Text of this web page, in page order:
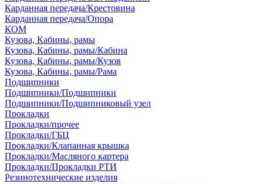
Карданная передача/Крестовина
Карданная передача/Опора
КОМ
Кузова, Кабины, рамы
Кузова, Кабины, рамы/Кабина
Кузова, Кабины, рамы/Кузов
Кузова, Кабины, рамы/Рама
Подшипники
Подшипники/Подшипники
Подшипники/Подшипниковый узел
Прокладки
Прокладки/прочее
Прокладки/ГБЦ
Прокладки/Клапанная крышка
Прокладки/Масляного картера
Прокладки/Прокладки РТИ
Резинотехнические изделия